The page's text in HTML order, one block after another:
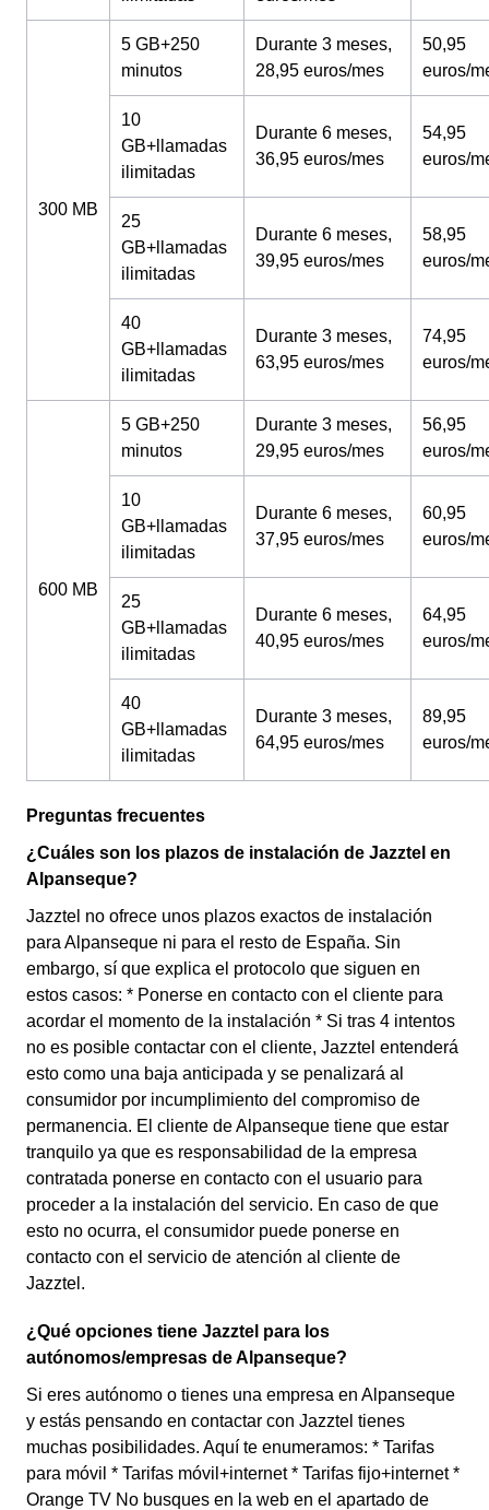
300 MB
5 GB+250
minutos
Durante 3 meses,
28,95 euros/mes
50,95
euros/
10
GB+llamadas
ilimitadas
Durante 6 meses,
36,95 euros/mes
54,95
euros/
25
GB+llamadas
ilimitadas
Durante 6 meses,
39,95 euros/mes
58,95
euros/
40
GB+llamadas
ilimitadas
Durante 3 meses,
63,95 euros/mes
74,95
euros/
600 MB
5 GB+250
minutos
Durante 3 meses,
29,95 euros/mes
56,95
euros/
10
GB+llamadas
ilimitadas
Durante 6 meses,
37,95 euros/mes
60,95
euros/
25
GB+llamadas
ilimitadas
Durante 6 meses,
40,95 euros/mes
64,95
euros/
40
GB+llamadas
ilimitadas
Durante 3 meses,
64,95 euros/mes
89,95
euros/
Preguntas frecuentes
¿Cuáles son los plazos de instalación de Jazztel en
Alpanseque?
Jazztel no ofrece unos plazos exactos de instalación
para Alpanseque ni para el resto de España. Sin
embargo, sí que explica el protocolo que siguen en
estos casos: * Ponerse en contacto con el cliente para
acordar el momento de la instalación * Si tras 4 intentos
no es posible contactar con el cliente, Jazztel entenderá
esto como una baja anticipada y se penalizará al
consumidor por incumplimiento del compromiso de
permanencia. El cliente de Alpanseque tiene que estar
tranquilo ya que es responsabilidad de la empresa
contratada ponerse en contacto con el usuario para
proceder a la instalación del servicio. En caso de que
esto no ocurra, el consumidor puede ponerse en
contacto con el servicio de atención al cliente de
Jazztel.
¿Qué opciones tiene Jazztel para los
autónomos/empresas de Alpanseque?
Si eres autónomo o tienes una empresa en Alpanseque
y estás pensando en contactar con Jazztel tienes
muchas posibilidades. Aquí te enumeramos: * Tarifas
para móvil * Tarifas móvil+internet * Tarifas fijo+internet *
Orange TV No busques en la web en el apartado de